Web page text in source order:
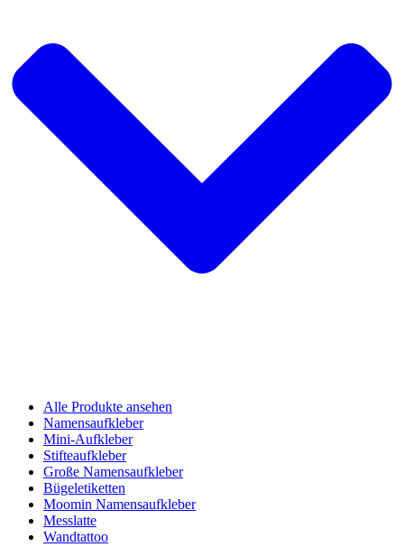
Alle Produkte ansehen
Namensaufkleber
Mini-Aufkleber
Stifteaufkleber
Große Namensaufkleber
Bügeletiketten
Moomin Namensaufkleber
Messlatte
Wandtattoo